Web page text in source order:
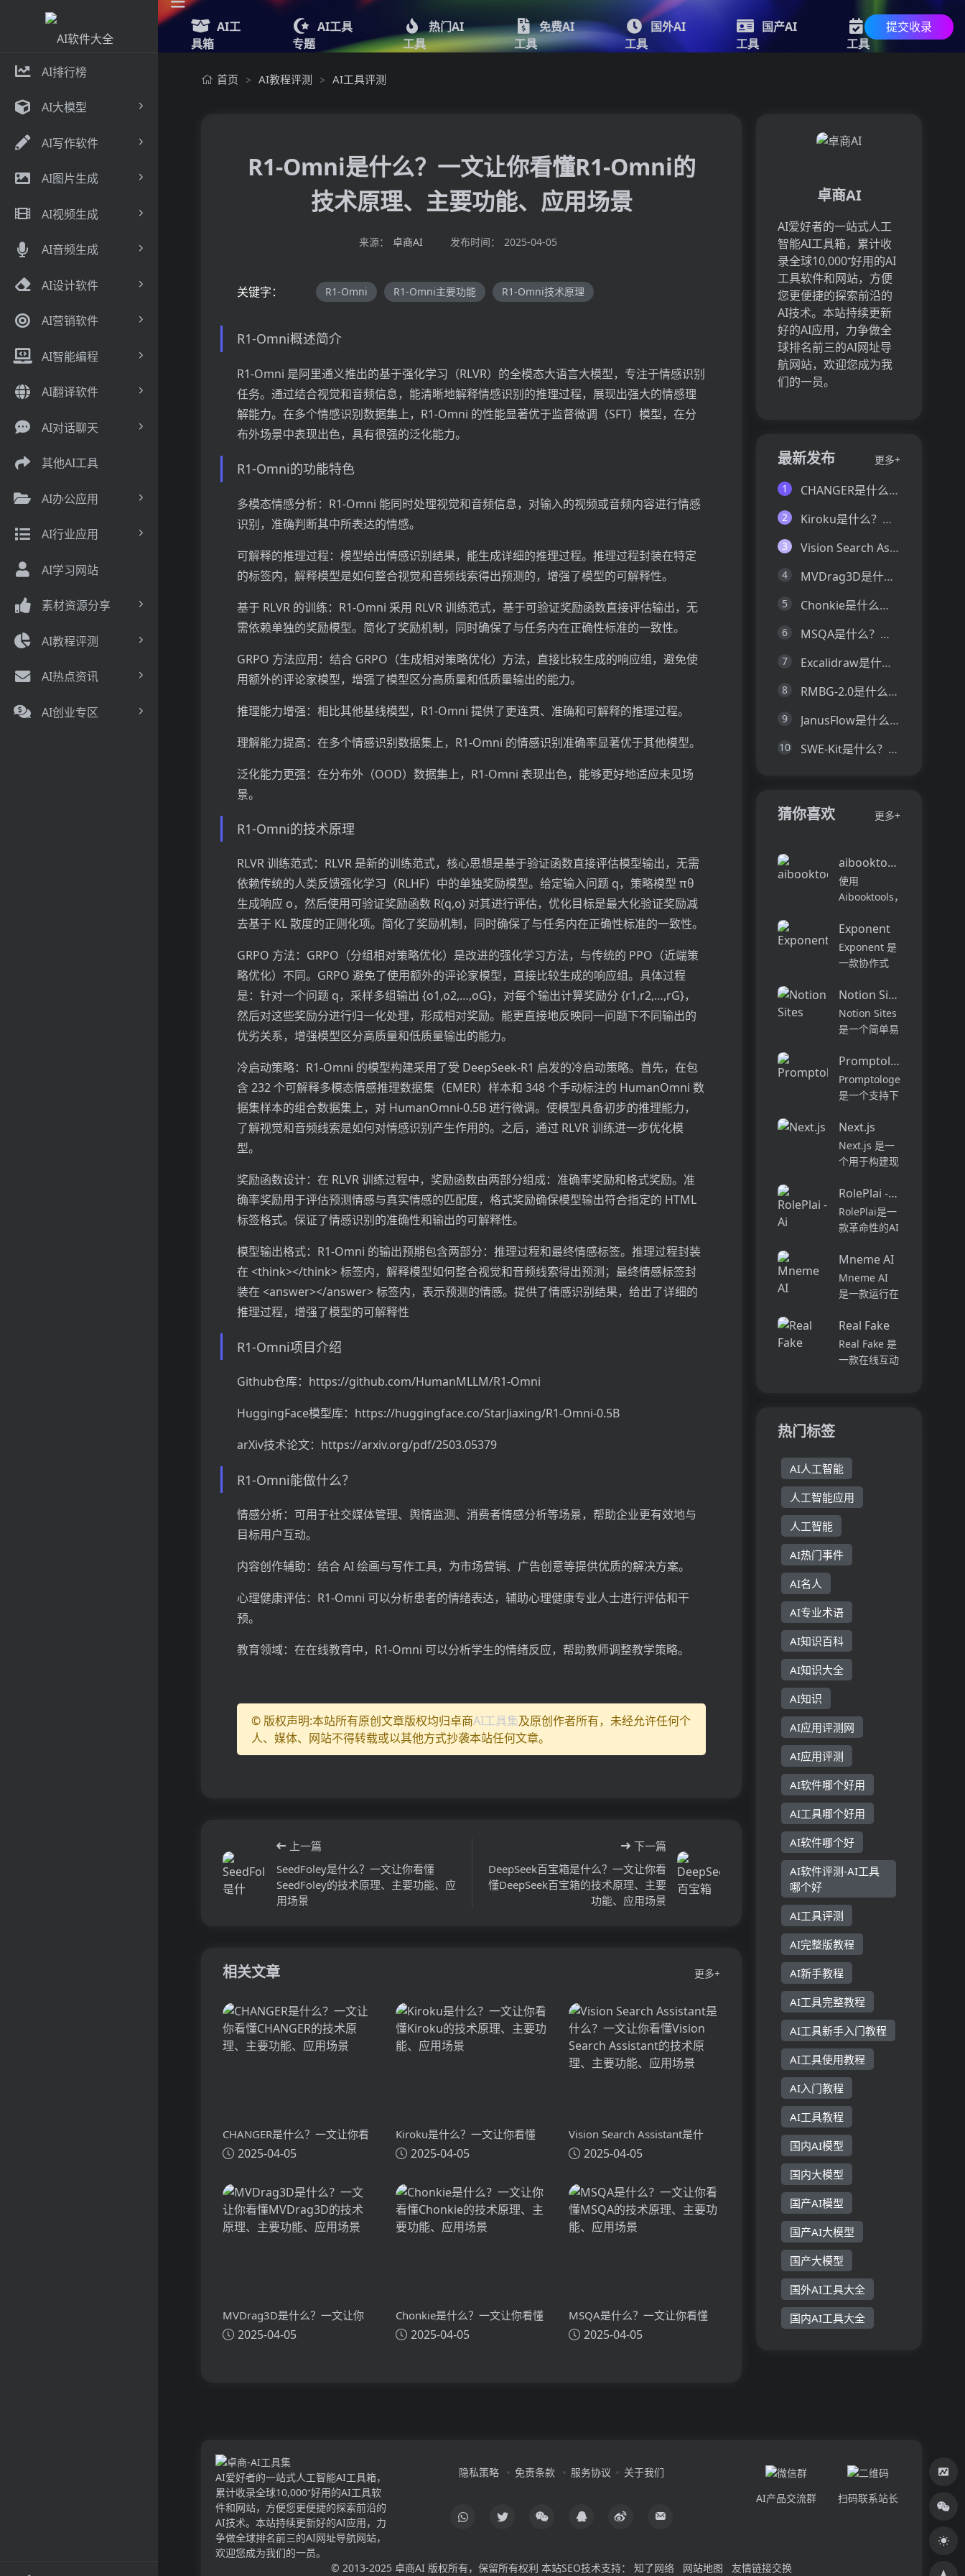
AI排行榜
AI大模型
AI写作软件
AI图片生成
AI视频生成
AI音频生成
AI设计软件
AI营销软件
AI智能编程
AI翻译软件
AI对话聊天
其他AI工具
AI办公应用
AI行业应用
AI学习网站
素材资源分享
AI教程评测
AI热点资讯
AI创业专区
AI工
具箱
AI工具
专题
热门AI
工具
免费AI
工具
国外AI
工具
国产AI
工具
最新AI
工具
提交收录
首页 > AI教程评测 > AI工具评测
R1-Omni是什么？一文让你看懂R1-Omni的
技术原理、主要功能、应用场景
来源： 卓商AI 发布时间： 2025-04-05
关键字： R1-Omni R1-Omni主要功能 R1-Omni技术原理
R1-Omni概述简介
R1-Omni 是阿里通义推出的基于强化学习（RLVR）的全模态大语言大模型，专注于情感识别
任务。通过结合视觉和音频信息，能清晰地解释情感识别的推理过程，展现出强大的情感理
解能力。在多个情感识别数据集上，R1-Omni 的性能显著优于监督微调（SFT）模型，在分
布外场景中表现出色，具有很强的泛化能力。
R1-Omni的功能特色
多模态情感分析：R1-Omni 能同时处理视觉和音频信息，对输入的视频或音频内容进行情感
识别，准确判断其中所表达的情感。
可解释的推理过程：模型给出情感识别结果，能生成详细的推理过程。推理过程封装在特定
的标签内，解释模型是如何整合视觉和音频线索得出预测的，增强了模型的可解释性。
基于 RLVR 的训练：R1-Omni 采用 RLVR 训练范式，基于可验证奖励函数直接评估输出，无
需依赖单独的奖励模型。简化了奖励机制，同时确保了与任务内在正确性标准的一致性。
GRPO 方法应用：结合 GRPO（生成相对策略优化）方法，直接比较生成的响应组，避免使
用额外的评论家模型，增强了模型区分高质量和低质量输出的能力。
推理能力增强：相比其他基线模型，R1-Omni 提供了更连贯、准确和可解释的推理过程。
理解能力提高：在多个情感识别数据集上，R1-Omni 的情感识别准确率显著优于其他模型。
泛化能力更强：在分布外（OOD）数据集上，R1-Omni 表现出色，能够更好地适应未见场
景。
R1-Omni的技术原理
RLVR 训练范式：RLVR 是新的训练范式，核心思想是基于验证函数直接评估模型输出，无需
依赖传统的人类反馈强化学习（RLHF）中的单独奖励模型。给定输入问题 q，策略模型 πθ​
生成响应 o，然后使用可验证奖励函数 R(q,o) 对其进行评估，优化目标是最大化验证奖励减
去基于 KL 散度的正则化项。简化了奖励机制，同时确保了与任务内在正确性标准的一致性。
GRPO 方法：GRPO（分组相对策略优化）是改进的强化学习方法，与传统的 PPO（近端策
略优化）不同。GRPO 避免了使用额外的评论家模型，直接比较生成的响应组。具体过程
是：针对一个问题 q，采样多组输出 {o1​,o2​,…,oG​}，对每个输出计算奖励分 {r1​,r2​,…,rG​}，
然后对这些奖励分进行归一化处理，形成相对奖励。能更直接地反映同一问题下不同输出的
优劣关系，增强模型区分高质量和低质量输出的能力。
冷启动策略：R1-Omni 的模型构建采用了受 DeepSeek-R1 启发的冷启动策略。首先，在包
含 232 个可解释多模态情感推理数据集（EMER）样本和 348 个手动标注的 HumanOmni 数
据集样本的组合数据集上，对 HumanOmni-0.5B 进行微调。使模型具备初步的推理能力，
了解视觉和音频线索是如何对情感识别产生作用的。之后，通过 RLVR 训练进一步优化模
型。
奖励函数设计：在 RLVR 训练过程中，奖励函数由两部分组成：准确率奖励和格式奖励。准
确率奖励用于评估预测情感与真实情感的匹配度，格式奖励确保模型输出符合指定的 HTML
标签格式。保证了情感识别的准确性和输出的可解释性。
模型输出格式：R1-Omni 的输出预期包含两部分：推理过程和最终情感标签。推理过程封装
在 <think></think> 标签内，解释模型如何整合视觉和音频线索得出预测；最终情感标签封
装在 <answer></answer> 标签内，表示预测的情感。提供了情感识别结果，给出了详细的
推理过程，增强了模型的可解释性
R1-Omni项目介绍
Github仓库：https://github.com/HumanMLLM/R1-Omni
HuggingFace模型库：https://huggingface.co/StarJiaxing/R1-Omni-0.5B
arXiv技术论文：https://arxiv.org/pdf/2503.05379
R1-Omni能做什么？
情感分析：可用于社交媒体管理、舆情监测、消费者情感分析等场景，帮助企业更有效地与
目标用户互动。
内容创作辅助：结合 AI 绘画与写作工具，为市场营销、广告创意等提供优质的解决方案。
心理健康评估：R1-Omni 可以分析患者的情绪表达，辅助心理健康专业人士进行评估和干
预。
教育领域：在在线教育中，R1-Omni 可以分析学生的情绪反应，帮助教师调整教学策略。
© 版权声明:本站所有原创文章版权均归卓商AI工具集及原创作者所有，未经允许任何个
人、媒体、网站不得转载或以其他方式抄袭本站任何文章。
上一篇
SeedFoley是什么？一文让你看懂
SeedFoley的技术原理、主要功能、应
用场景
下一篇
DeepSeek百宝箱是什么？一文让你看
懂DeepSeek百宝箱的技术原理、主要
功能、应用场景
相关文章 更多+
CHANGER是什么？一文让你看
懂CHANGER的技术原理、主要
2025-04-05
Kiroku是什么？一文让你看懂
Kiroku的技术原理、主要功能、
2025-04-05
Vision Search Assistant是什
么？一文让你看懂Vision
主要功能、应用场景
2025-04-05
MVDrag3D是什么？一文让你
看懂MVDrag3D的技术原理、
2025-04-05
Chonkie是什么？一文让你看懂
Chonkie的技术原理、主要功
2025-04-05
MSQA是什么？一文让你看懂
MSQA的技术原理、主要功能、
2025-04-05
卓商AI
AI爱好者的一站式人工
智能AI工具箱，累计收
录全球10,000⁺好用的AI
工具软件和网站，方便
您更便捷的探索前沿的
AI技术。本站持续更新
好的AI应用，力争做全
球排名前三的AI网址导
航网站，欢迎您成为我
们的一员。
最新发布 更多+
1 CHANGER是什么？一文让你看懂CHANGER的技术原理、主要功能、应用场景
2 Kiroku是什么？一文让你看懂Kiroku的技术原理、主要功能、应用场景
3 Vision Search Assistant是什么？一文让你看懂Vision Search Assistant的技术原理、主要功能、应用场景
4 MVDrag3D是什么？一文让你看懂MVDrag3D的技术原理、主要功能、应用场景
5 Chonkie是什么？一文让你看懂Chonkie的技术原理、主要功能、应用场景
6 MSQA是什么？一文让你看懂MSQA的技术原理、主要功能、应用场景
7 Excalidraw是什么？一文让你看懂Excalidraw的技术原理、主要功能、应用场景
8 RMBG-2.0是什么？一文让你看懂RMBG-2.0的技术原理、主要功能、应用场景
9 JanusFlow是什么？一文让你看懂JanusFlow的技术原理、主要功能、应用场景
10 SWE-Kit是什么？一文让你看懂SWE-Kit的技术原理、主要功能、应用场景
猜你喜欢 更多+
aibooktools
使用
Aibooktools，
快速转化为可
行的见解 - 所
有这些都没有
或手动数据输
入。凭借AI的
力量，您可以
充分利用自己
喜欢的书...
Exponent
Exponent 是
一款协作式
理，旨在提升
软件开发的效
率与体验。它
境中工作，从
代码的探索到
部署，能够帮
助开发者自动
化复杂的编...
Notion Sites
Notion Sites
是一个简单易
工具，用户可
以通过拖放式
构建块快速创
站，无需编写
复杂的HTML
或代码。它提
供了超过
10,0...
Promptologer
Promptologer
是一个支持下
师、企业家、
业主等的创业
平台。将您的
为一个无代码
的网页应用，
让您轻松实现
兼职或被动收
入。...
Next.js
Next.js 是一
个用于构建现
用程序的框
架。它提供了
许多功能和优
器渲染、静态
生成、热模块
替换等。
Next.js 的定
价...
RolePlai - Ai Chatbots
RolePlai是一
款革命性的AI
用程序，具有
世界上最先进
的AI技术，让
真人交谈。这
款前沿的应用
程序允许您立
即创建任何名
Mneme AI
Mneme AI
是一款运行在
本地AI助手应
用，它允许用
户通过与个人
Real Fake
Real Fake 是
一款在线互动
的判断力和洞
察力。...
热门标签
AI人工智能
人工智能应用
人工智能
AI热门事件
AI名人
AI专业术语
AI知识百科
AI知识大全
AI知识
AI应用评测网
AI应用评测
AI软件哪个好用
AI工具哪个好用
AI软件哪个好
AI软件评测-AI工具
哪个好
AI工具评测
AI完整版教程
AI新手教程
AI工具完整教程
AI工具新手入门教程
AI工具使用教程
AI入门教程
AI工具教程
国内AI模型
国内大模型
国产AI模型
国产AI大模型
国产大模型
国外AI工具大全
国内AI工具大全
AI爱好者的一站式人工智能AI工具箱，
累计收录全球10,000⁺好用的AI工具软
件和网站，方便您更便捷的探索前沿的
AI技术。本站持续更新好的AI应用，力
争做全球排名前三的AI网址导航网站，
欢迎您成为我们的一员。
隐私策略 免责条款 服务协议
关于我们
AI产品交流群
扫码联系站长
© 2013-2025 卓商AI 版权所有，保留所有权利 本站SEO技术支持： 知了网络 网站地图 友情链接交换